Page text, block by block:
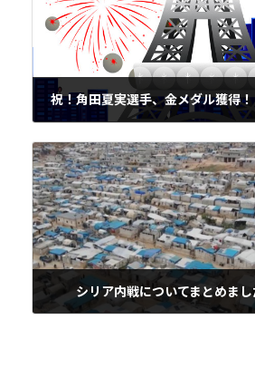
祝！角田夏実選手、金メダル獲得！
シリア内戦についてまとめまし